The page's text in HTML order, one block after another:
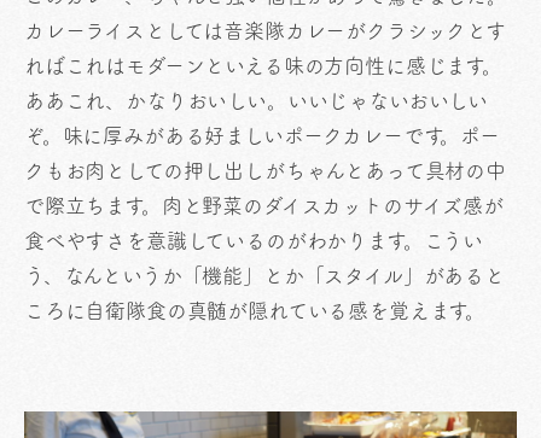
カレーライスとしては音楽隊カレーがクラシックとす
ればこれはモダーンといえる味の方向性に感じます。
ああこれ、かなりおいしい。いいじゃないおいしい
ぞ。味に厚みがある好ましいポークカレーです。ポー
クもお肉としての押し出しがちゃんとあって具材の中
で際立ちます。肉と野菜のダイスカットのサイズ感が
食べやすさを意識しているのがわかります。こうい
う、なんというか「機能」とか「スタイル」があると
ころに自衛隊食の真髄が隠れている感を覚えます。